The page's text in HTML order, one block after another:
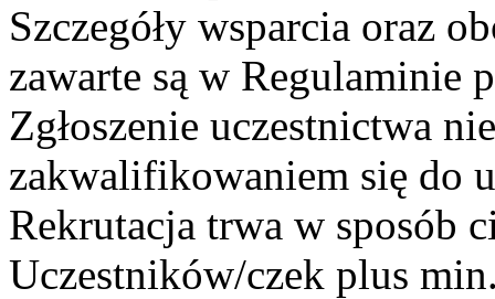
Szczegóły wsparcia oraz
zawarte są w Regulaminie
Zgłoszenie uczestnictwa
zakwalifikowaniem się do
Rekrutacja trwa w sposób
Uczestników/czek plus